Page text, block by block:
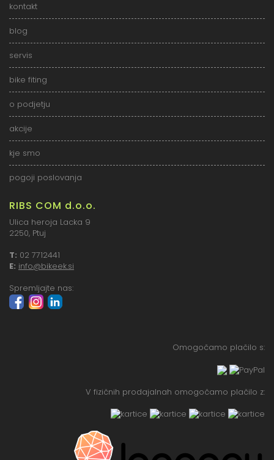
kontakt
blog
servis
bike fiting
o podjetju
akcije
kje smo
pogoji poslovanja
RIBS COM d.o.o.
Ulica heroja Lacka 9
2250, Ptuj
T: 02 7712441
E: info@bikeek.si
Spremljajte nas:
Omogočamo plačilo s:
V fizičnih prodajalnah omogočamo plačilo z: